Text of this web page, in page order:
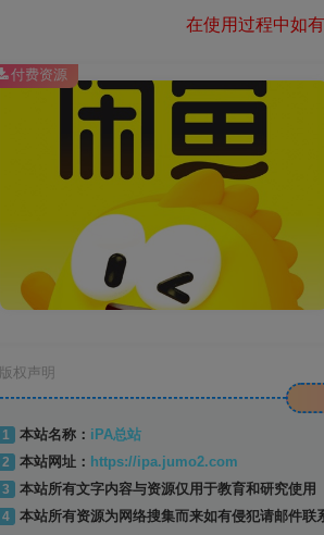
在使用过程中如
付费资源
版权声明
1 本站名称： iPA总站
2
本站网址： https://ipa.jumo2.com
3
本站所有文字内容与资源仅用于教育和研究使用
4
本站所有资源为网络搜集而来如有侵犯请邮件联